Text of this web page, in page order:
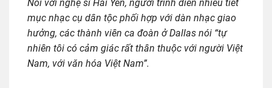
Nói với nghệ sĩ Hải Yến, người trình diễn nhiều tiết
mục nhạc cụ dân tộc phối hợp với dàn nhạc giao
hưởng, các thành viên ca đoàn ở Dallas nói “tự
nhiên tôi có cảm giác rất thân thuộc với người Việt
Nam, với văn hóa Việt Nam”.